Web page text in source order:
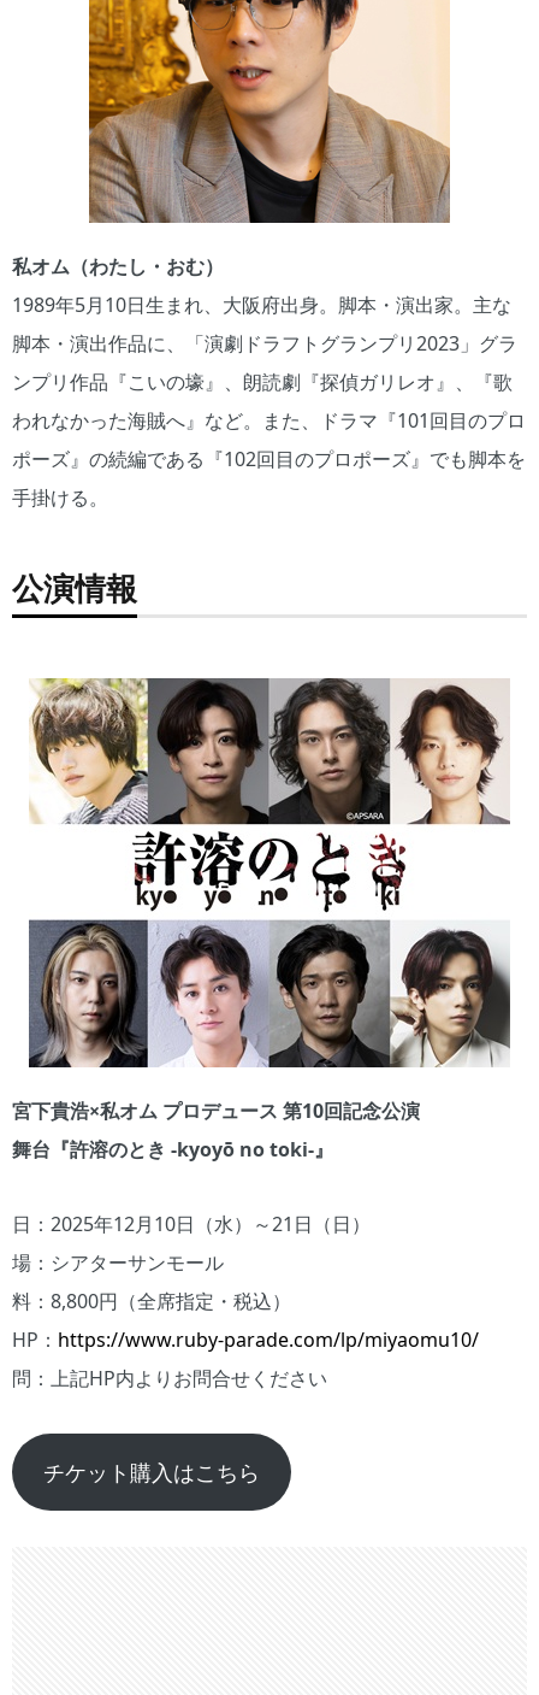
私オム（わたし・おむ）
1989年5月10日生まれ、大阪府出身。脚本・演出家。主な
脚本・演出作品に、「演劇ドラフトグランプリ2023」グラ
ンプリ作品『こいの壕』、朗読劇『探偵ガリレオ』、『歌
われなかった海賊へ』など。また、ドラマ『101回目のプロ
ポーズ』の続編である『102回目のプロポーズ』でも脚本を
手掛ける。
公演情報
宮下貴浩×私オム プロデュース 第10回記念公演
舞台『許溶のとき ‐kyoyō no toki‐』
日：2025年12月10日（水）～21日（日）
場：シアターサンモール
料：8,800円（全席指定・税込）
HP： https://www.ruby-parade.com/lp/miyaomu10/
問：上記HP内よりお問合せください
チケット購入はこちら